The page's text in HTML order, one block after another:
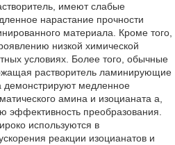
имеют слабые
нарастание прочности
материала. Кроме того,
низкой химической
условиях. Более того, обычные
растворитель ламинирующие
демонстрируют медленное
амина и изоцианата а,
эффективность преобразования.
используются в
реакции изоцианатов и